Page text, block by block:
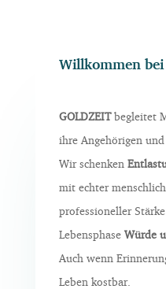
Willkommen bei
GOLDZEITbegleitet
ihre Angehörigen
Wir schenken
mit echter
professioneller
Lebensphase Würde
Auch wenn
Leben kostbar.